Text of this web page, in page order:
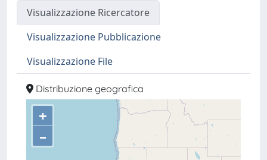
Visualizzazione Ricercatore
Visualizzazione Pubblicazione
Visualizzazione File
Distribuzione geografica
+
–